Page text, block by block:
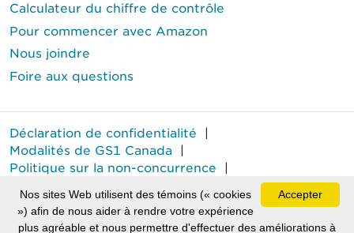
Calculateur du chiffre de contrôle
Pour commencer avec Amazon
Nous joindre
Foire aux questions
Déclaration de confidentialité |
Modalités de GS1 Canada |
Politique sur la non-concurrence |
GS1 Canada
est une marque déposée de GS1 Canada.
Tous droits réservés © GS1 Canada 2026.
Accepter
Nos sites Web utilisent des témoins (« cookies
») afin de nous aider à rendre votre expérience
plus agréable et nous permettre d'effectuer des améliorations à